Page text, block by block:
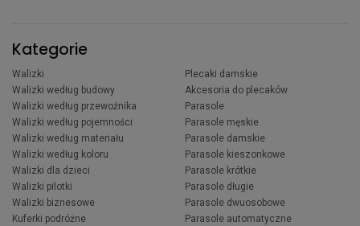
Kategorie
Walizki
Walizki według budowy
Walizki według przewoźnika
Walizki według pojemności
Walizki według materiału
Walizki według koloru
Walizki dla dzieci
Walizki pilotki
Walizki biznesowe
Kuferki podróżne
Plecaki damskie
Akcesoria do plecaków
Parasole
Parasole męskie
Parasole damskie
Parasole kieszonkowe
Parasole krótkie
Parasole długie
Parasole dwuosobowe
Parasole automatyczne